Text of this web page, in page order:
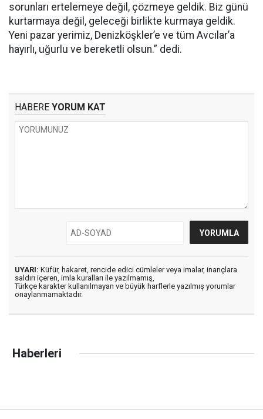
sorunları ertelemeye değil, çözmeye geldik. Biz günü
kurtarmaya değil, geleceği birlikte kurmaya geldik.
Yeni pazar yerimiz, Denizköşkler’e ve tüm Avcılar’a
hayırlı, uğurlu ve bereketli olsun.” dedi.
HABERE YORUM KAT
UYARI: Küfür, hakaret, rencide edici cümleler veya imalar, inançlara
saldırı içeren, imla kuralları ile yazılmamış,
Türkçe karakter kullanılmayan ve büyük harflerle yazılmış yorumlar
onaylanmamaktadır.
Haberleri